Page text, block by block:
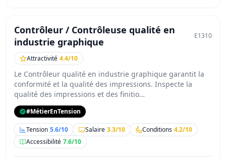
Contrôleur / Contrôleuse qualité en
industrie graphique
E1310
Attractivité 4.4/10
Le Contrôleur qualité en industrie graphique garantit la
conformité et la qualité des impressions. Inspecte la
qualité des impressions et des finitio…
#MétierEnTension
Tension 5.6/10 Salaire 3.3/10 Conditions 4.2/10
Accessibilité 7.6/10